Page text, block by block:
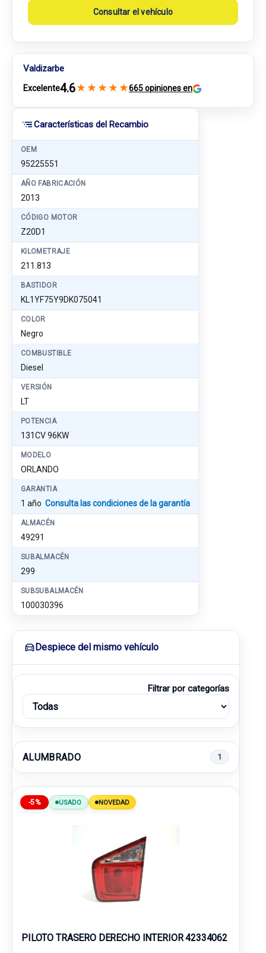
Características del Recambio
OEM
95225551
AÑO FABRICACIÓN
2013
CÓDIGO MOTOR
Z20D1
KILOMETRAJE
211.813
BASTIDOR
KL1YF75Y9DK075041
COLOR
Negro
COMBUSTIBLE
Diesel
VERSIÓN
LT
POTENCIA
131CV 96KW
MODELO
ORLANDO
GARANTIA
1 año Consulta las condiciones de la garantía
ALMACÉN
49291
SUBALMACÉN
299
SUBSUBALMACÉN
100030396
Consultar el vehículo
Valdizarbe
Excelente4.6★ ★ ★ ★ ★665 opiniones en
Despiece del mismo vehículo
Filtrar por categorías
ALUMBRADO 1
-5% USADO NOVEDAD
PILOTO TRASERO DERECHO INTERIOR 42334062